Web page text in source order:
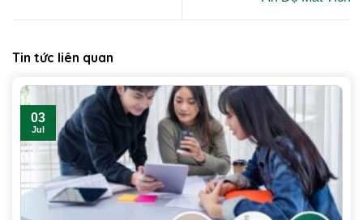
Tin tức liên quan
03
Jul